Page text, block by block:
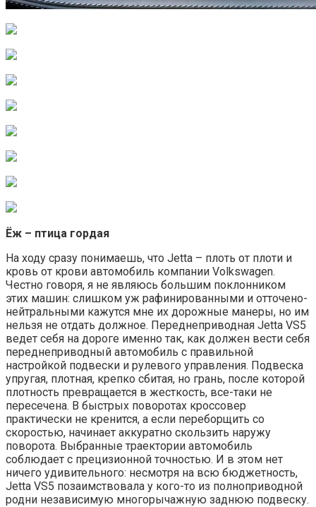
Ёж – птица гордая
На ходу сразу понимаешь, что Jetta – плоть от плоти и
кровь от крови автомобиль компании Volkswagen.
Честно говоря, я не являюсь большим поклонником
этих машин: слишком уж рафинированными и отточено-
нейтральными кажутся мне их дорожные манеры, но им
нельзя не отдать должное. Переднеприводная Jetta VS5
ведет себя на дороге именно так, как должен вести себя
переднеприводный автомобиль с правильной
настройкой подвески и рулевого управления. Подвеска
упругая, плотная, крепко сбитая, но грань, после которой
плотность превращается в жесткость, все-таки не
пересечена. В быстрых поворотах кроссовер
практически не кренится, а если переборщить со
скоростью, начинает аккуратно скользить наружу
поворота. Выбранные траектории автомобиль
соблюдает с прецизионной точностью. И в этом нет
ничего удивительного: несмотря на всю бюджетность,
Jetta VS5 позаимствовала у кого-то из полноприводной
родни независимую многорычажную заднюю подвеску.